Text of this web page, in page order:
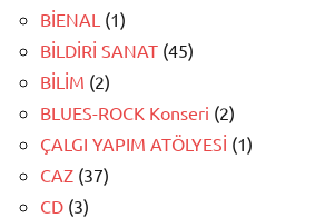
BİENAL (1)
BİLDİRİ SANAT (45)
BİLİM (2)
BLUES-ROCK Konseri (2)
ÇALGI YAPIM ATÖLYESİ (1)
CAZ (37)
CD (3)